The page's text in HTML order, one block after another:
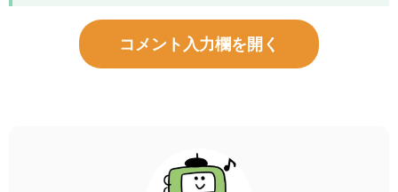
コメント入力欄を開く